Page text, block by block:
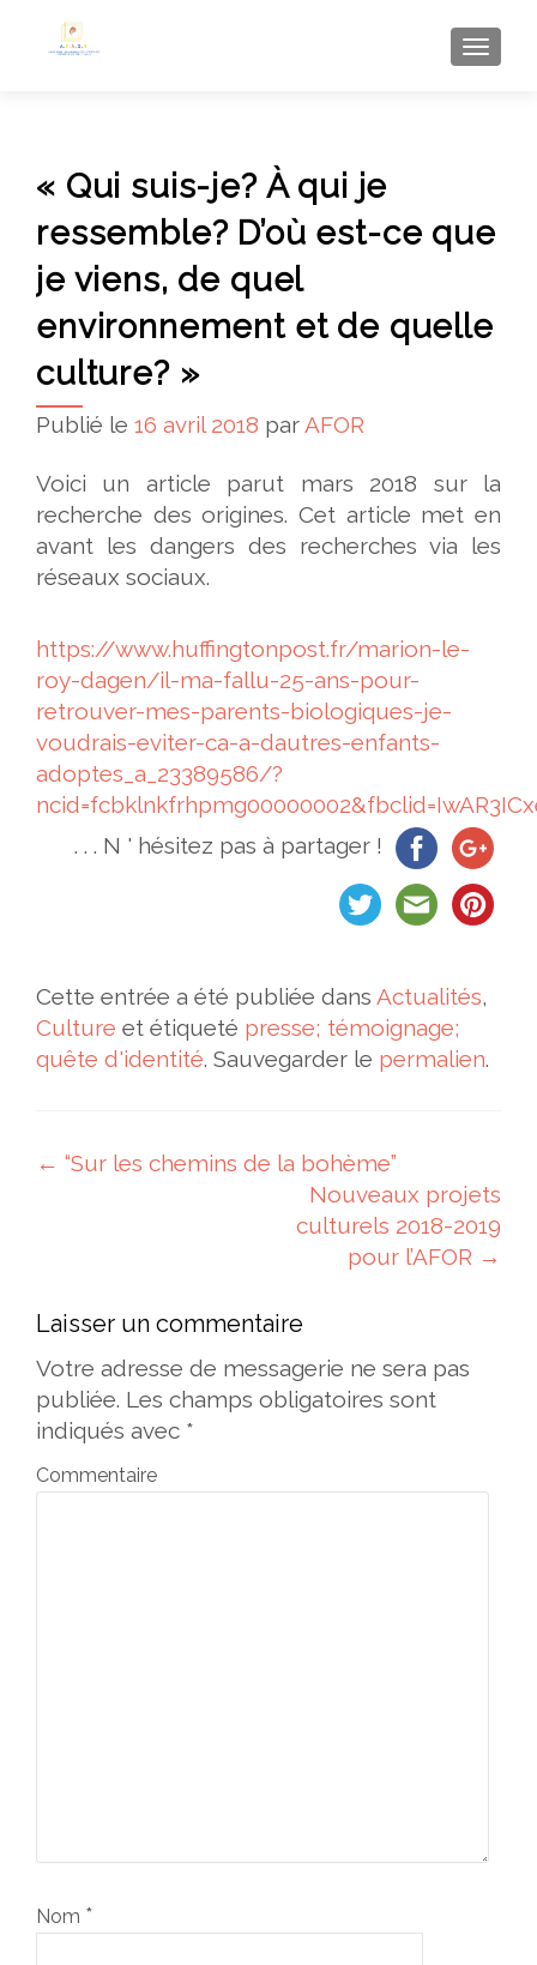
« Qui suis-je? À qui je
ressemble? D’où est-ce que
je viens, de quel
environnement et de quelle
culture? »
Publié le 16 avril 2018 par AFOR
Voici un article parut mars 2018 sur la
recherche des origines. Cet article met en
avant les dangers des recherches via les
réseaux sociaux.
https://www.huffingtonpost.fr/marion-le-
roy-dagen/il-ma-fallu-25-ans-pour-
retrouver-mes-parents-biologiques-je-
voudrais-eviter-ca-a-dautres-enfants-
adoptes_a_23389586/?
. . . N ' hésitez pas à partager !
Cette entrée a été publiée dans Actualités,
Culture et étiqueté presse; témoignage;
quête d'identité. Sauvegarder le permalien.
Navigation des articles
← “Sur les chemins de la bohème”
Nouveaux projets
culturels 2018-2019
pour l’AFOR →
Laisser un commentaire
Votre adresse de messagerie ne sera pas
publiée. Les champs obligatoires sont
indiqués avec *
Commentaire
Nom *